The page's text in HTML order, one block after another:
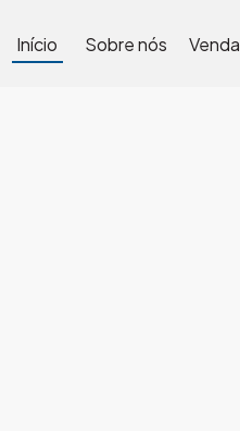
Venda
Sobre nós
Início